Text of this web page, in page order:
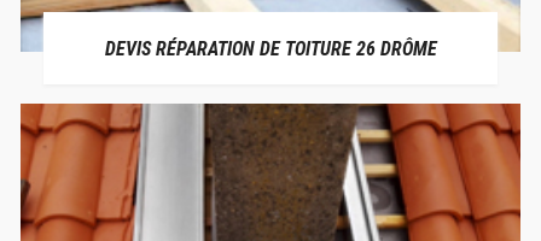
DEVIS RÉPARATION DE TOITURE 26 DRÔME